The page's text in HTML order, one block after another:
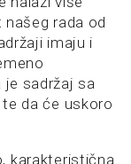
rada od
imaju i
je sadržaj sa
da će uskoro
karakteristična